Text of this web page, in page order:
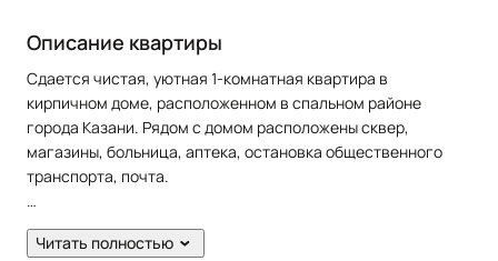
Описание квартиры
Сдается чистая, уютная 1-комнатная квартира в
кирпичном доме, расположенном в спальном районе
города Казани. Рядом с домом расположены сквер,
магазины, больница, аптека, остановка общественного
транспорта, почта.
В квартире сделан современный ремонт. Полы: ламинат.
Окна: пластиковые. Потолки: натяжные. Сан. узел в кафеле.
Читать полностью